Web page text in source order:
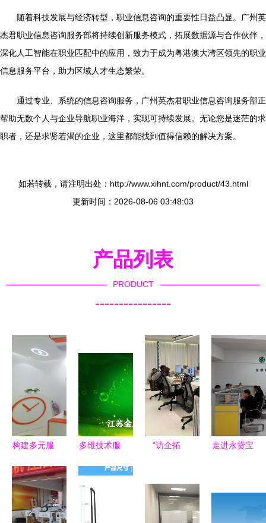
随着科技发展与经济转型，职业信息咨询的重要性日益凸显。广州英
杰君职业信息咨询服务部将持续创新服务模式，拓展数据源与合作伙伴，
深化人工智能在职业匹配中的应用，致力于成为粤港澳大湾区领先的职业
信息服务平台，助力区域人才生态繁荣。
通过专业、系统的信息咨询服务，广州英杰君职业信息咨询服务部正
帮助无数个人与企业导航职业海洋，实现可持续发展。无论您是迷茫的求
职者，还是求贤若渴的企业，这里都能找到值得信赖的解决方案。
如若转载，请注明出处：http://www.xihnt.com/product/43.html
更新时间：2026-08-06 03:48:03
产品列表
PRODUCT
----------------
构建多元服
办公用品到
企业咨询的
立体化经营
多维技术服
合服务平台
“访企拓
院持续走访
企业，拓宽
走进永贷宝